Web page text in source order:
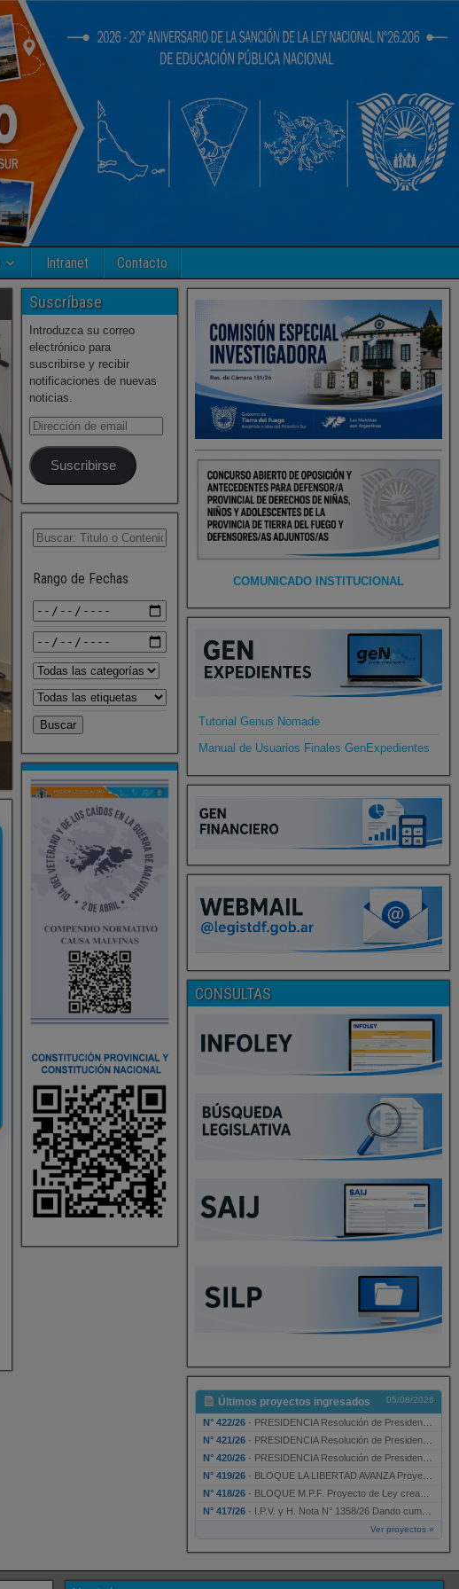
Intranet Contacto
Suscríbase
Introduzca su correo
electrónico para
suscribirse y recibir
notificaciones de nuevas
noticias.
Suscribirse
Rango de Fechas COMUNICADO INSTITUCIONAL
Tutorial Genus Nomade
Manual de Usuarios Finales GenExpedientes
CONSULTAS
Últimos proyectos ingresados 05/08/2026
N° 422/26 · PRESIDENCIA Resolución de Presidencia N° 200/26 para su ratificación.
N° 421/26 · PRESIDENCIA Resolución de Presidencia N° 199/26 para su ratificación.
N° 420/26 · PRESIDENCIA Resolución de Presidencia N° 198/26 para su ratificación.
N° 419/26 · BLOQUE LA LIBERTAD AVANZA Proyecto de Ley declarando la esencialidad del servicio educativ…
N° 418/26 · BLOQUE M.P.F. Proyecto de Ley creando el Ente Único Regulador de servicios públicos de la …
N° 417/26 · I.P.V. y H. Nota N° 1358/26 Dando cumplimiento al artículo 29 de la Ley provincial N° 1399…
Ver proyectos »